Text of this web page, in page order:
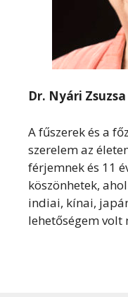
Dr. Nyári Zsuzsa
A fűszerek és a
szerelem az
férjemnek és 11
köszönhetek,
indiai, kínai,
lehetőségem volt